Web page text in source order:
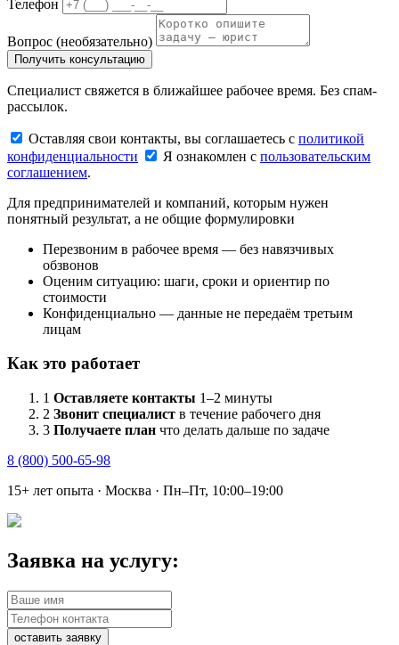
Телефон
Вопрос (необязательно)
Получить консультацию
Специалист свяжется в ближайшее рабочее время. Без спам-
рассылок.
Оставляя свои контакты, вы соглашаетесь с политикой
конфиденциальности
Я ознакомлен с пользовательским
соглашением.
Для предпринимателей и компаний, которым нужен
понятный результат, а не общие формулировки
Перезвоним в рабочее время — без навязчивых
обзвонов
Оценим ситуацию: шаги, сроки и ориентир по
стоимости
Конфиденциально — данные не передаём третьим
лицам
Как это работает
1 Оставляете контакты 1–2 минуты
2 Звонит специалист в течение рабочего дня
3 Получаете план что делать дальше по задаче
8 (800) 500-65-98
15+ лет опыта · Москва · Пн–Пт, 10:00–19:00
Заявка на услугу:
оставить заявку